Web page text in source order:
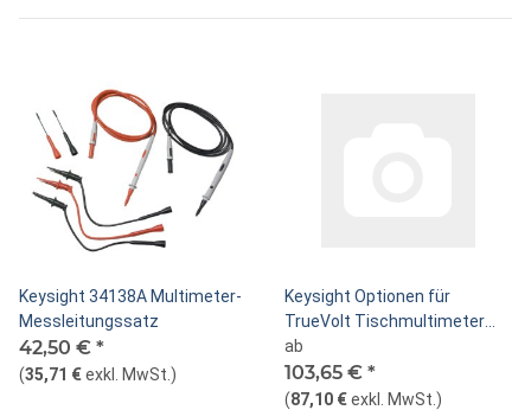
Keysight 34138A Multimeter-
Messleitungssatz
42,50 € *
(35,71 €exkl. MwSt. )
Keysight Optionen für
TrueVolt Tischmultimeter
(Serie 3446xA)
ab
103,65 € *
(87,10 €exkl. MwSt. )